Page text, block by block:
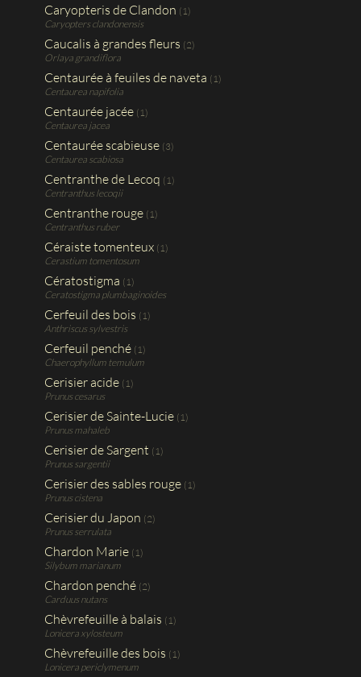
Caryopteris de Clandon (1)
Caryopters clandonensis
Caucalis à grandes fleurs (2)
Orlaya grandiflora
Centaurée à feuiles de naveta (1)
Centaurea napifolia
Centaurée jacée (1)
Centaurea jacea
Centaurée scabieuse (3)
Centaurea scabiosa
Centranthe de Lecoq (1)
Centranthus lecoqii
Centranthe rouge (1)
Centranthus ruber
Céraiste tomenteux (1)
Cerastium tomentosum
Cératostigma (1)
Ceratostigma plumbaginoides
Cerfeuil des bois (1)
Anthriscus sylvestris
Cerfeuil penché (1)
Chaerophyllum temulum
Cerisier acide (1)
Prunus cesarus
Cerisier de Sainte-Lucie (1)
Prunus mahaleb
Cerisier de Sargent (1)
Prunus sargentii
Cerisier des sables rouge (1)
Prunus cistena
Cerisier du Japon (2)
Prunus serrulata
Chardon Marie (1)
Silybum marianum
Chardon penché (2)
Carduus nutans
Chèvrefeuille à balais (1)
Lonicera xylosteum
Chèvrefeuille des bois (1)
Lonicera periclymenum